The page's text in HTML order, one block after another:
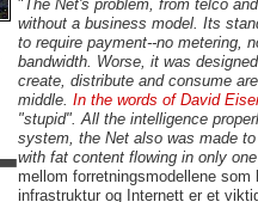
"The Net's problem, from telco
without a business model. Its
to require payment--no metering,
bandwidth. Worse, it was
create, distribute and consume
middle. In the words of David
"stupid". All the intelligence
system, the Net also was made
with fat content flowing in only
mellom forretningsmodellene
infrastruktur og Internett er et